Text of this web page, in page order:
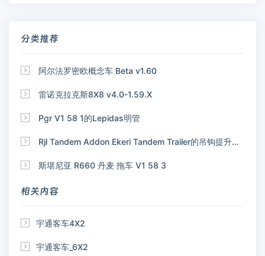
分类推荐
 阿尔法罗密欧概念车 Beta v1.60
 雷诺克拉克斯8X8 v4.0-1.59.X
 Pgr V1 58 1的Lepidas明管
 Rjl Tandem Addon Ekeri Tandem Trailer的吊钩提升附加装置
 斯堪尼亚 R660 丹麦 拖车 V1 58 3
相关内容
 宇通客车4X2
 宇通客车_6X2